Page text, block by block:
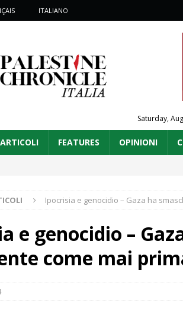
ITALIANO
Saturday,
ARTICOLI FEATURES OPINIONI
Ipocrisia e genocidio – Gaza ha
e genocidio –
come mai